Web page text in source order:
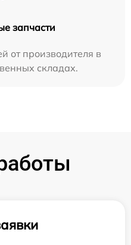
запчасти
от производителя в
складах.